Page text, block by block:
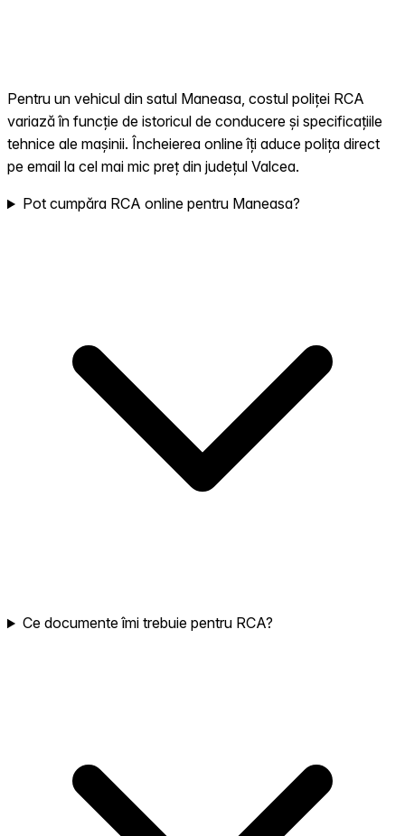
Pentru un vehicul din satul Maneasa, costul poliței RCA
variază în funcție de istoricul de conducere și specificațiile
tehnice ale mașinii. Încheierea online îți aduce polița direct
pe email la cel mai mic preț din județul Valcea.
Pot cumpăra RCA online pentru Maneasa?
Ce documente îmi trebuie pentru RCA?